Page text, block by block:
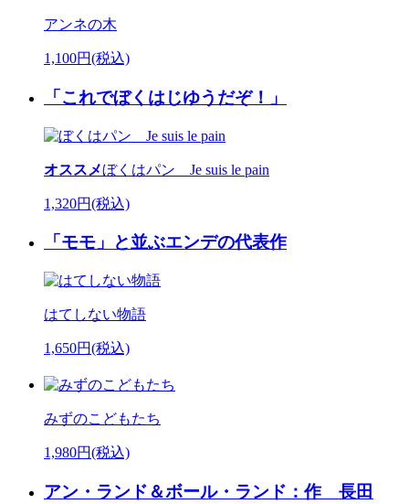
アンネの木
1,100円(税込)
「これでぼくはじゆうだぞ！」
オススメぼくはパン Je suis le pain
1,320円(税込)
「モモ」と並ぶエンデの代表作
はてしない物語
1,650円(税込)
みずのこどもたち
1,980円(税込)
アン・ランド＆ボール・ランド：作 長田